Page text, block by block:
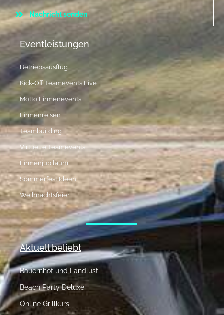
Nachricht senden
Eventleistungen
Betriebsausflug
Kick-Off Teamevents Live
Motto Firmenevents
Firmenreisen
Teambuilding
Virtuelle Teamevents
Firmenjubiläum
Sommerfest Ideen
Weihnachtsfeier
Aktuell beliebt
Bauernhof und Landlust
Beach Party Deluxe
Online Grillkurs